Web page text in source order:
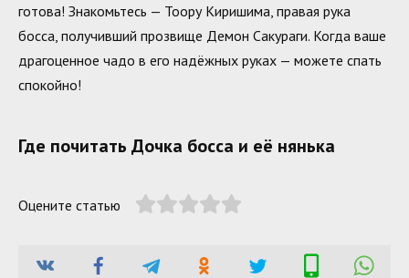
готова! Знакомьтесь — Тоору Киришима, правая рука
босса, получивший прозвище Демон Сакураги. Когда ваше
драгоценное чадо в его надёжных руках — можете спать
спокойно!
Где почитать Дочка босса и её нянька
Оцените статью